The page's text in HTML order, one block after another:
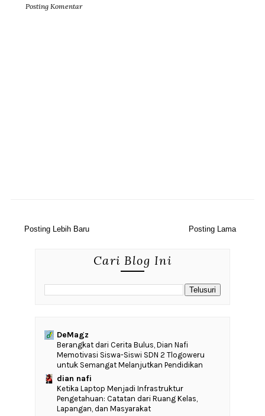
Posting Komentar
Posting Lebih Baru Posting Lama
Cari Blog Ini
DeMagz
‎Berangkat dari Cerita Bulus, Dian Nafi
Memotivasi Siswa-Siswi SDN 2 Tlogoweru
untuk Semangat Melanjutkan Pendidikan
dian nafi
Ketika Laptop Menjadi Infrastruktur
Pengetahuan: Catatan dari Ruang Kelas,
Lapangan, dan Masyarakat